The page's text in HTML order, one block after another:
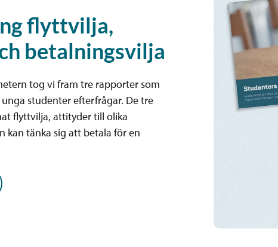
flyttvilja,
betalningsvilja
tog vi fram tre rapporter som
studenter efterfrågar. De tre
flyttvilja, attityder till olika
kan tänka sig att betala för en